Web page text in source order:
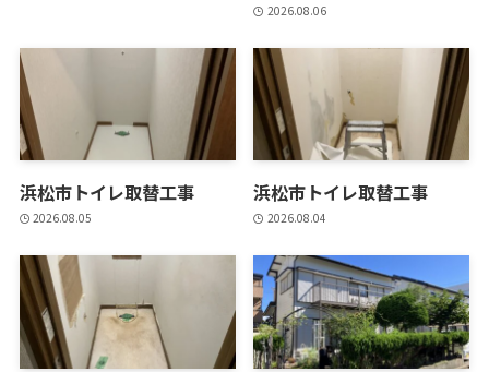
2026.08.06
浜松市トイレ取替工事
2026.08.05
浜松市トイレ取替工事
2026.08.04